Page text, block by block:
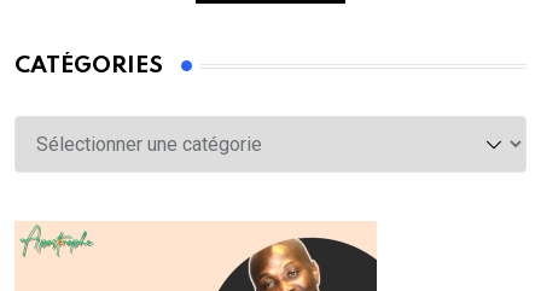
CATÉGORIES
Catégories